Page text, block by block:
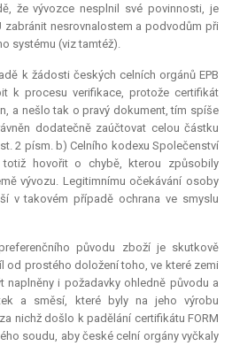
že vývozce nesplnil své povinnosti, je
zabránit nesrovnalostem a podvodům při
systému (viz tamtéž).
k žádosti českých celních orgánů EPB
k procesu verifikace, protože certifikát
a nešlo tak o pravý dokument, tím spíše
dodatečně zaúčtovat celou částku
2 písm. b) Celního kodexu Společenství
totiž hovořit o chybě, kterou způsobily
vývozu. Legitimnímu očekávání osoby
v takovém případě ochrana ve smyslu
původu zboží je skutkově
od prostého doložení toho, ve které zemi
naplněny i požadavky ohledně původu a
a směsí, které byly na jeho výrobu
nichž došlo k padělání certifikátu FORM
soudu, aby české celní orgány vyčkaly